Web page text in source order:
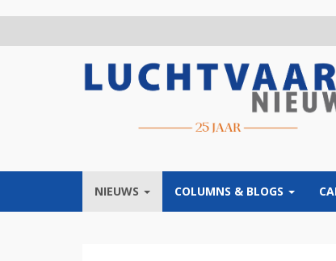
NIEUWS COLUMNS & BLOGS